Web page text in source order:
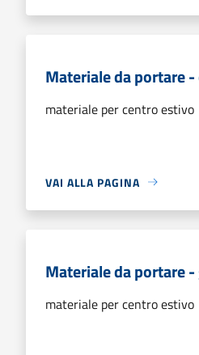
Materiale da portare
materiale per centro estivo
VAI ALLA PAGINA
Materiale da portare
materiale per centro estivo